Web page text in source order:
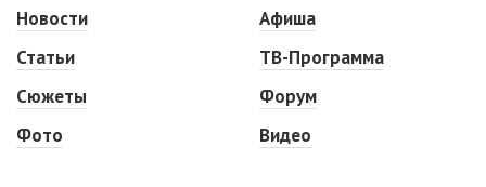
Новости
Статьи
Сюжеты
Фото
Афиша
ТВ-Программа
Форум
Видео